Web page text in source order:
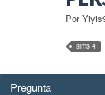
Por
sims 4
Pregunta